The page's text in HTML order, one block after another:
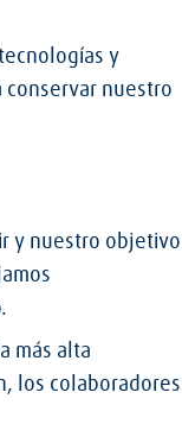
y
conservar nuestro
y nuestro objetivo
más alta
los colaboradores